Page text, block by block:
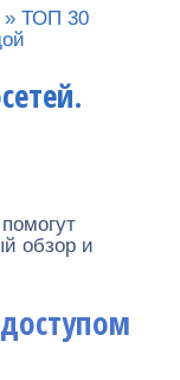
» ТОП 30
обзор и